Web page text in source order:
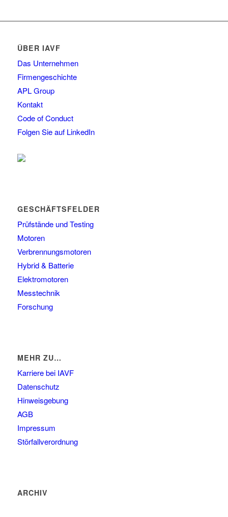
ÜBER IAVF
Das Unternehmen
Firmengeschichte
APL Group
Kontakt
Code of Conduct
Folgen Sie auf LinkedIn
GESCHÄFTSFELDER
Prüfstände und Testing
Motoren
Verbrennungsmotoren
Hybrid & Batterie
Elektromotoren
Messtechnik
Forschung
MEHR ZU…
Karriere bei IAVF
Datenschutz
Hinweisgebung
AGB
Impressum
Störfallverordnung
ARCHIV